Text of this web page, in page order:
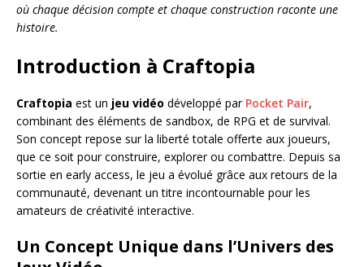
où chaque décision compte et chaque construction raconte une
histoire.
Introduction à Craftopia
Craftopia est un jeu vidéo développé par Pocket Pair,
combinant des éléments de sandbox, de RPG et de survival.
Son concept repose sur la liberté totale offerte aux joueurs,
que ce soit pour construire, explorer ou combattre. Depuis sa
sortie en early access, le jeu a évolué grâce aux retours de la
communauté, devenant un titre incontournable pour les
amateurs de créativité interactive.
Un Concept Unique dans l’Univers des